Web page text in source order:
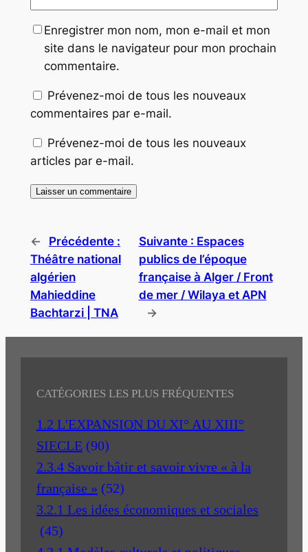
Enregistrer mon nom, mon e-mail et mon
site dans le navigateur pour mon prochain
commentaire.
Prévenez-moi de tous les nouveaux
commentaires par e-mail.
Prévenez-moi de tous les nouveaux
articles par e-mail.
←
Précédente :
Théâtre national
algérien
Mahieddine
Bachtarzi | TNA
Suivante : Espaces
publics de l’époque
française à Alger / Front
de mer / Wilaya et APN
→
CATÉGORIES LES PLUS FRÉQUENTES
1.2 L'EXPANSION DU XI° AU XIII°
SIECLE (90)
2.3.4 Savoir bâtir et savoir vivre « à la
française » (52)
3.2.1 Les idées économiques et sociales
(45)